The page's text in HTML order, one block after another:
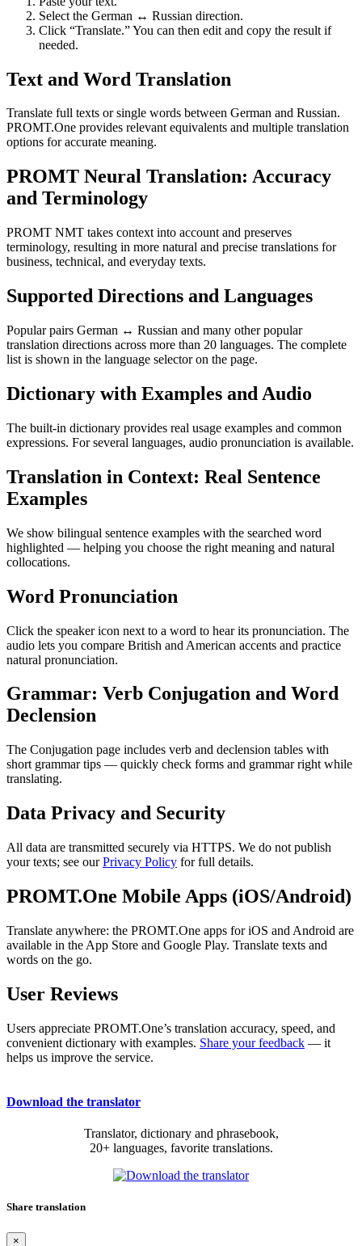
Select the German ↔ Russian direction.
Click “Translate.” You can then edit and copy the result if
needed.
Text and Word Translation
Translate full texts or single words between German and Russian.
PROMT.One provides relevant equivalents and multiple translation
options for accurate meaning.
PROMT Neural Translation: Accuracy
and Terminology
PROMT NMT takes context into account and preserves
terminology, resulting in more natural and precise translations for
business, technical, and everyday texts.
Supported Directions and Languages
Popular pairs German ↔ Russian and many other popular
translation directions across more than 20 languages. The complete
list is shown in the language selector on the page.
Dictionary with Examples and Audio
The built-in dictionary provides real usage examples and common
expressions. For several languages, audio pronunciation is available.
Translation in Context: Real Sentence
Examples
We show bilingual sentence examples with the searched word
highlighted — helping you choose the right meaning and natural
collocations.
Word Pronunciation
Click the speaker icon next to a word to hear its pronunciation. The
audio lets you compare British and American accents and practice
natural pronunciation.
Grammar: Verb Conjugation and Word
Declension
The Conjugation page includes verb and declension tables with
short grammar tips — quickly check forms and grammar right while
translating.
Data Privacy and Security
All data are transmitted securely via HTTPS. We do not publish
your texts; see ourPrivacy Policy for full details.
PROMT.One Mobile Apps (iOS/Android)
Translate anywhere: the PROMT.One apps for iOS and Android are
available in the App Store and Google Play. Translate texts and
words on the go.
User Reviews
Users appreciate PROMT.One’s translation accuracy, speed, and
convenient dictionary with examples. Share your feedback — it
helps us improve the service.
Download the translator
Translator, dictionary and phrasebook,
20+ languages, favorite translations.
Share translation
×